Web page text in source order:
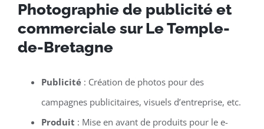
Photographie de publicité et
commerciale sur Le Temple-
de-Bretagne
Publicité: Création de photos pour des
campagnes publicitaires, visuels d’entreprise, etc.
Produit : Mise en avant de produits pour le e-